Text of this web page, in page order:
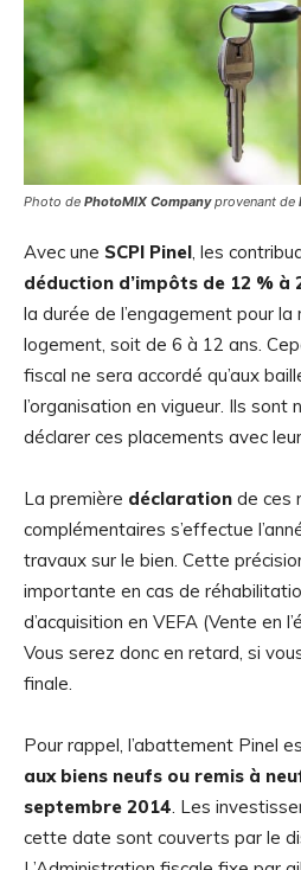
Photo de PhotoMIX Companyprovenant de
Avec une SCPI Pinel, les
déduction d’impôts de 12 % à
la durée de l’engagement pour la
logement, soit de 6 à 12 ans.
fiscal ne sera accordé qu’aux
l’organisation en vigueur. Ils
déclarer ces placements avec
La première déclaration de ces
complémentaires s’effectue
travaux sur le bien. Cette
importante en cas de
d’acquisition en VEFA (Vente en
Vous serez donc en retard, si
finale.
Pour rappel, l’abattement Pinel
aux biens neufs ou remis à
septembre 2014. Les
cette date sont couverts par le